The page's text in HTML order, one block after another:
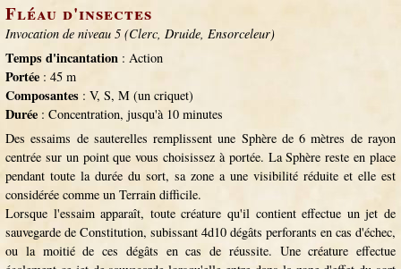
Fléau d'insectes
Invocation de niveau 5 (Clerc, Druide, Ensorceleur)
Temps d'incantation : Action
Portée : 45 m
Composantes : V, S, M (un criquet)
Durée : Concentration, jusqu'à 10 minutes
Des essaims de sauterelles remplissent une Sphère de 6 mètres de rayon
centrée sur un point que vous choisissez à portée. La Sphère reste en place
pendant toute la durée du sort, sa zone a une visibilité réduite et elle est
considérée comme un Terrain difficile.
Lorsque l'essaim apparaît, toute créature qu'il contient effectue un jet de
sauvegarde de Constitution, subissant 4d10 dégâts perforants en cas d'échec,
ou la moitié de ces dégâts en cas de réussite. Une créature effectue